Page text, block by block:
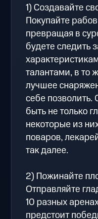
1) Создавайте
Покупайте
превращая в
будете следить
талантами, в то
лучшее
себе
быть не только
некоторые из
поваров,
так далее.
2) Пожинайте
Отправляйте
10 разных
предстоит